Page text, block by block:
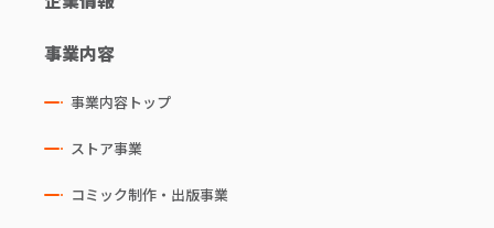
事業内容
事業内容トップ
ストア事業
コミック制作・出版事業